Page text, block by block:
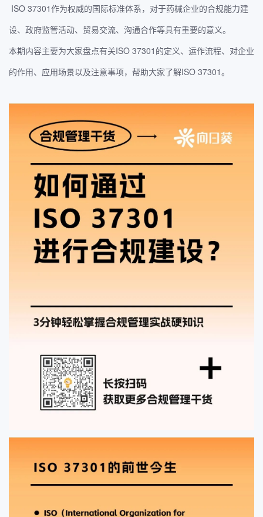
ISO 37301作为权威的国际标准体系，对于药械企业的合规能力建
设、政府监管活动、贸易交流、沟通合作等具有重要的意义。
本期内容主要为大家盘点有关ISO 37301的定义、运作流程、对企业
的作用、应用场景以及注意事项，帮助大家了解ISO 37301。